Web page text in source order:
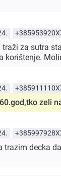
traži za sutra
korištenje.
zeli
trazim decka